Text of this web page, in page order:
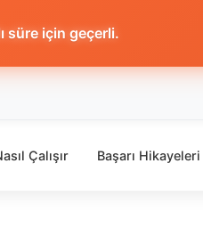
süre için geçerli.
Çalışır Başarı Hikayeleri